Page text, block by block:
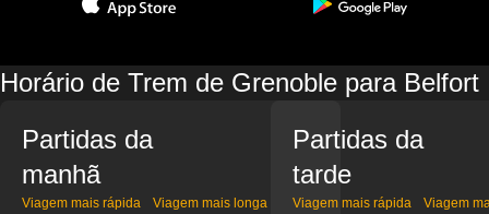
Horário de Trem de Grenoble para Belfort
Partidas da
manhã
Viagem mais rápida Viagem mais longa
Partidas da
tarde
Viagem mais rápida Viagem